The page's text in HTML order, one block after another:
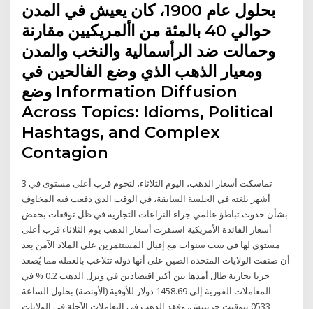
بحلول عام 1900، كان يعيش في المدن
حوالي 40 بالمئة من األمريكيين مقارنة
وحمالت ضد الرأسمالية والنخب والمدن
ومعيار الذهب الذي وضع الفالحين في
وضع Information Diffusion
Across Topics: Idioms, Political
Hashtags, and Complex
Contagion
تماسكت أسعار الذهب، اليوم الثلاثاء، لتحوم قرب أعلى مستوى في 3
أشهر بلغته في الجلسة السابقة، في الوقت الذي دفعت فيه المخاوف
بشأن حدوث تباطؤ عالمي جراء النزاعات التجارية في ظل توقعات بخفض
أسعار الفائدة الأمريكية استقرت أسعار الذهب يوم الثلاثاء قرب أعلى
مستوى لها في ست سنوات مع إقبال المستثمرين على الملاذ الآمن بعد
أن صنفت الولايات المتحدة الصين على أنها دولة تتلاعب بالعملة مما يُصعد
حربا تجارية طال أمدها بين أكبر اقتصادين في ونزل الذهب 0.2 % في
المعاملات الفورية إلى 1458.69 دولار للأوقية (الأونصة) بحلول الساعة